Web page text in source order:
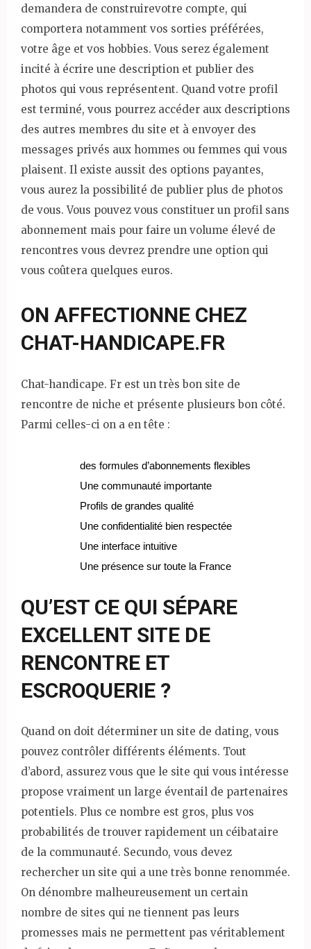
demandera de construirevotre compte, qui
comportera notamment vos sorties préférées,
votre âge et vos hobbies. Vous serez également
incité à écrire une description et publier des
photos qui vous représentent. Quand votre profil
est terminé, vous pourrez accéder aux descriptions
des autres membres du site et à envoyer des
messages privés aux hommes ou femmes qui vous
plaisent. Il existe aussit des options payantes,
vous aurez la possibilité de publier plus de photos
de vous. Vous pouvez vous constituer un profil sans
abonnement mais pour faire un volume élevé de
rencontres vous devrez prendre une option qui
vous coûtera quelques euros.
ON AFFECTIONNE CHEZ
CHAT-HANDICAPE.FR
Chat-handicape. Fr est un très bon site de
rencontre de niche et présente plusieurs bon côté.
Parmi celles-ci on a en tête :
des formules d’abonnements flexibles
Une communauté importante
Profils de grandes qualité
Une confidentialité bien respectée
Une interface intuitive
Une présence sur toute la France
QU’EST CE QUI SÉPARE
EXCELLENT SITE DE
RENCONTRE ET
ESCROQUERIE ?
Quand on doit déterminer un site de dating, vous
pouvez contrôler différents éléments. Tout
d’abord, assurez vous que le site qui vous intéresse
propose vraiment un large éventail de partenaires
potentiels. Plus ce nombre est gros, plus vos
probabilités de trouver rapidement un céibataire
de la communauté. Secundo, vous devez
rechercher un site qui a une très bonne renommée.
On dénombre malheureusement un certain
nombre de sites qui ne tiennent pas leurs
promesses mais ne permettent pas véritablement